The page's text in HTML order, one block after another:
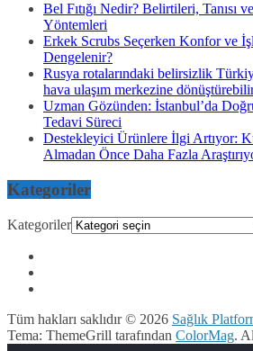
Bel Fıtığı Nedir? Belirtileri, Tanısı
Yöntemleri
Erkek Scrubs Seçerken Konfor ve
Dengelenir?
Rusya rotalarındaki belirsizlik
hava ulaşım merkezine
Uzman Gözünden: İstanbul’da
Tedavi Süreci
Destekleyici Ürünlere İlgi Artıyor:
Almadan Önce Daha Fazla
Kategoriler
Kategoriler
Tüm hakları saklıdır © 2026 Sağlık
Tema: ThemeGrill tarafından ColorMag.